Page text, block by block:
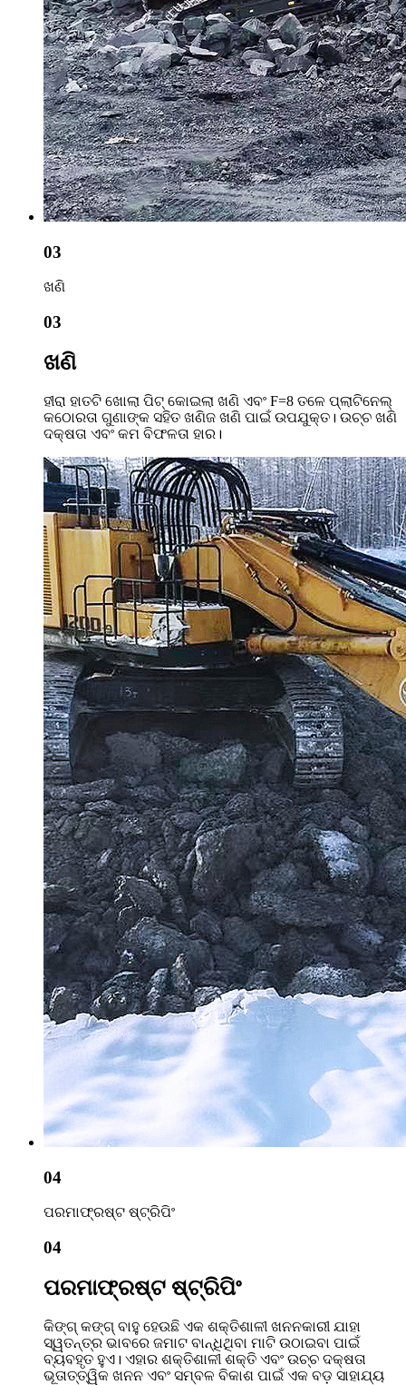
03
ଖଣି
03
ଖଣି
ହୀରା ହାତଟି ଖୋଲା ପିଟ୍ କୋଇଲା ଖଣି ଏବଂ F=8 ତଳେ ପ୍ଲାଟିନେଲ୍
କଠୋରତା ଗୁଣାଙ୍କ ସହିତ ଖଣିଜ ଖଣି ପାଇଁ ଉପଯୁକ୍ତ। ଉଚ୍ଚ ଖଣି
ଦକ୍ଷତା ଏବଂ କମ ବିଫଳତା ହାର।
04
ପରମାଫ୍ରଷ୍ଟ ଷ୍ଟ୍ରିପିଂ
04
ପରମାଫ୍ରଷ୍ଟ ଷ୍ଟ୍ରିପିଂ
କିଙ୍ଗ୍ କଙ୍ଗ୍ ବାହୁ ହେଉଛି ଏକ ଶକ୍ତିଶାଳୀ ଖନନକାରୀ ଯାହା
ସ୍ୱତନ୍ତ୍ର ଭାବରେ ଜମାଟ ବାନ୍ଧିଥିବା ମାଟି ଉଠାଇବା ପାଇଁ
ବ୍ୟବହୃତ ହୁଏ। ଏହାର ଶକ୍ତିଶାଳୀ ଶକ୍ତି ଏବଂ ଉଚ୍ଚ ଦକ୍ଷତା
ଭୂତାତ୍ତ୍ୱିକ ଖନନ ଏବଂ ସମ୍ବଳ ବିକାଶ ପାଇଁ ଏକ ବଡ଼ ସାହାଯ୍ୟ